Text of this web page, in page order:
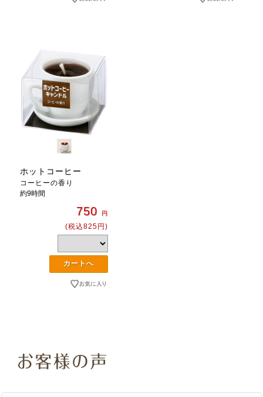
ホットコーヒー
コーヒーの香り
約9時間
750 円
(税込825円)